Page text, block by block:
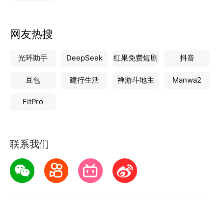
网友热搜
光环助手 DeepSeek 红果免费短剧 抖音
豆包 建行生活 禅游斗地主 Manwa2
FitPro
联系我们